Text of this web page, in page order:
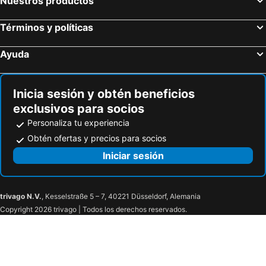
InterContinental Cartagena De Indias by IHG
Radisson Cartagena Ocean Pavillion Hotel
Hotel Tequendama Bogotá
Wyndham Garden Panama Centro
GHL Hotel Capital
Arosa Rio Hotel
The Westin Playa Bonita Panama
Gran Hotel Argentino
Hotel Atlântico Rio
Riande Aeropuerto Hotel Casino
7 Saltos Resort
Palace Hotel Guaíra
Términos y políticas
Ayuda
Inicia sesión y obtén beneficios
exclusivos para socios
Personaliza tu experiencia
Obtén ofertas y precios para socios
Iniciar sesión
trivago N.V., Kesselstraße 5 – 7, 40221 Düsseldorf, Alemania
Copyright 2026 trivago | Todos los derechos reservados.